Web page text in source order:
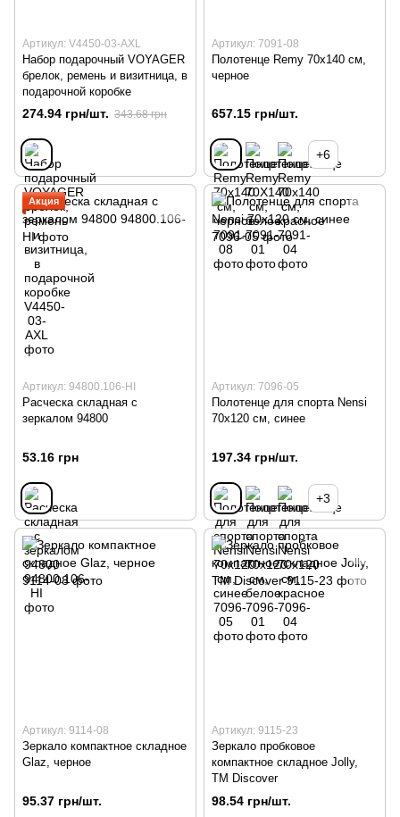
Артикул: V4450-03-AXL
Набор подарочный VOYAGER
брелок, ремень и визитница, в
подарочной коробке
274.94 грн/шт. 343.68 грн
Артикул: 7091-08
Полотенце Remy 70х140 см,
черное
657.15 грн/шт.
+6
Акция
Артикул: 94800.106-HI
Расческа складная с
зеркалом 94800
53.16 грн
Артикул: 7096-05
Полотенце для спорта Nensi
70х120 см, синее
197.34 грн/шт.
+3
Артикул: 9114-08
Зеркало компактное складное
Glaz, черное
95.37 грн/шт.
Артикул: 9115-23
Зеркало пробковое
компактное складное Jolly,
TM Discover
98.54 грн/шт.